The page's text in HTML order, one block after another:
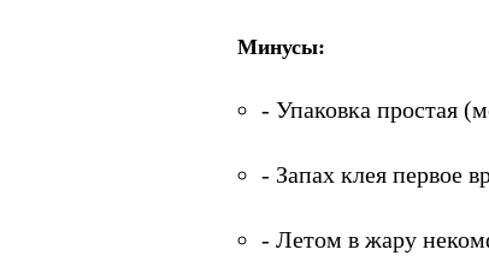
Минусы:
- Упаковка простая
- Запах клея первое
- Летом в жару